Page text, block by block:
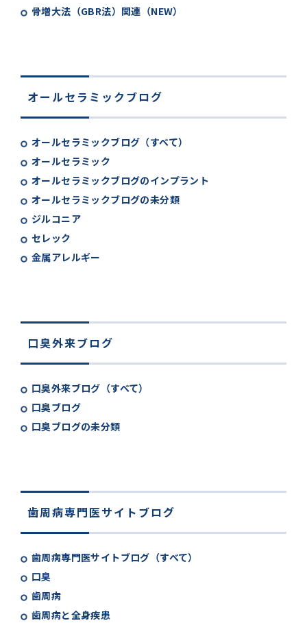
骨増大法（GBR法）関連（NEW）
オールセラミックブログ
オールセラミックブログ（すべて）
オールセラミック
オールセラミックブログのインプラント
オールセラミックブログの未分類
ジルコニア
セレック
金属アレルギー
口臭外来ブログ
口臭外来ブログ（すべて）
口臭ブログ
口臭ブログの未分類
歯周病専門医サイトブログ
歯周病専門医サイトブログ（すべて）
口臭
歯周病
歯周病と全身疾患